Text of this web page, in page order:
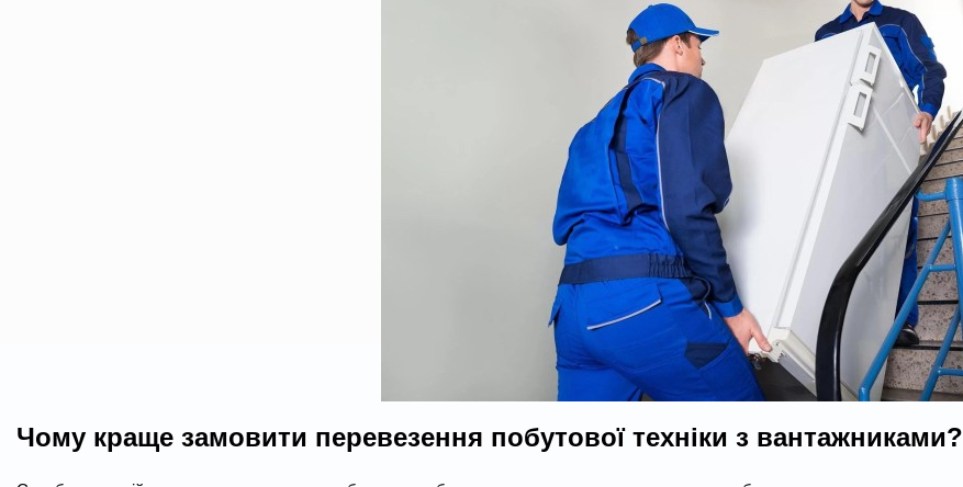
Чому краще замовити перевезення побутової техніки з вантажниками?